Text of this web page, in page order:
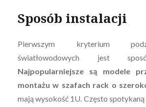
Sposób instalacji
Pierwszym kryterium
światłowodowych jest
Najpopularniejsze są modele
montażu w szafach rack o
mają wysokość 1U. Często